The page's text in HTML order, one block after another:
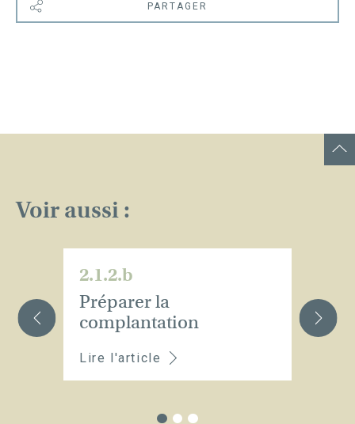
PARTAGER
Voir aussi :
2.1.2.b
Préparer la
complantation
Lire l'article